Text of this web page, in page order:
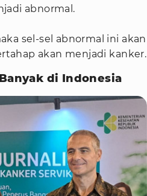
abnormal.
sel-sel abnormal ini akan
akan menjadi kanker.
di Indonesia